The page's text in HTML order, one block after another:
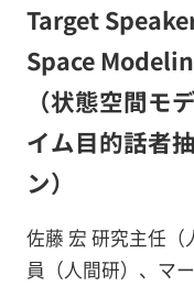
Target
Space
（状態空間モ
イム目的話者
ン）
佐藤 宏 研究主任（
員（人間研）、マ